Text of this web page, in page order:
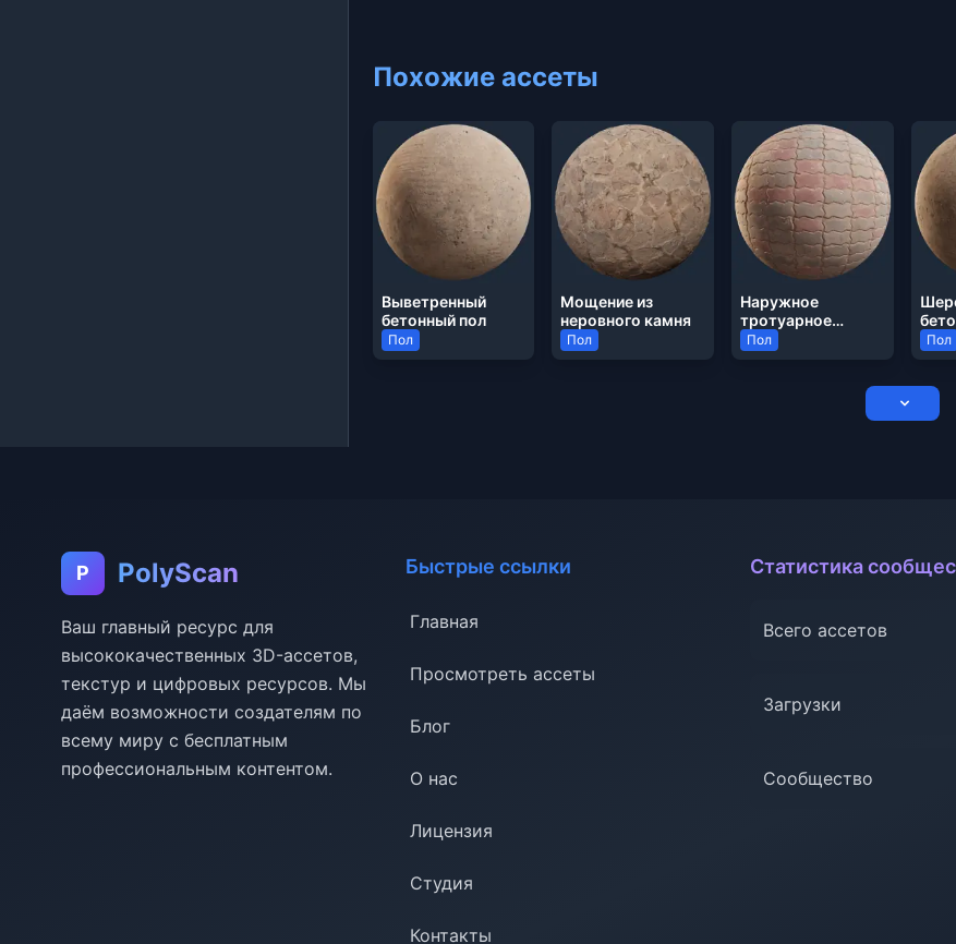
Похожие ассеты
Выветренный
бетонный пол
Пол
Мощение из
неровного камня
Пол
Наружное
тротуарное
покрытие с
блокировкой
Пол Пол
P PolyScan
Ваш главный ресурс для
высококачественных 3D-ассетов,
текстур и цифровых ресурсов. Мы
даём возможности создателям по
всему миру с бесплатным
профессиональным контентом.
Быстрые ссылки
Главная
Просмотреть ассеты
Блог
О нас
Лицензия
Студия
Контакты
Статистика
Всего ассетов
Загрузки
Сообщество